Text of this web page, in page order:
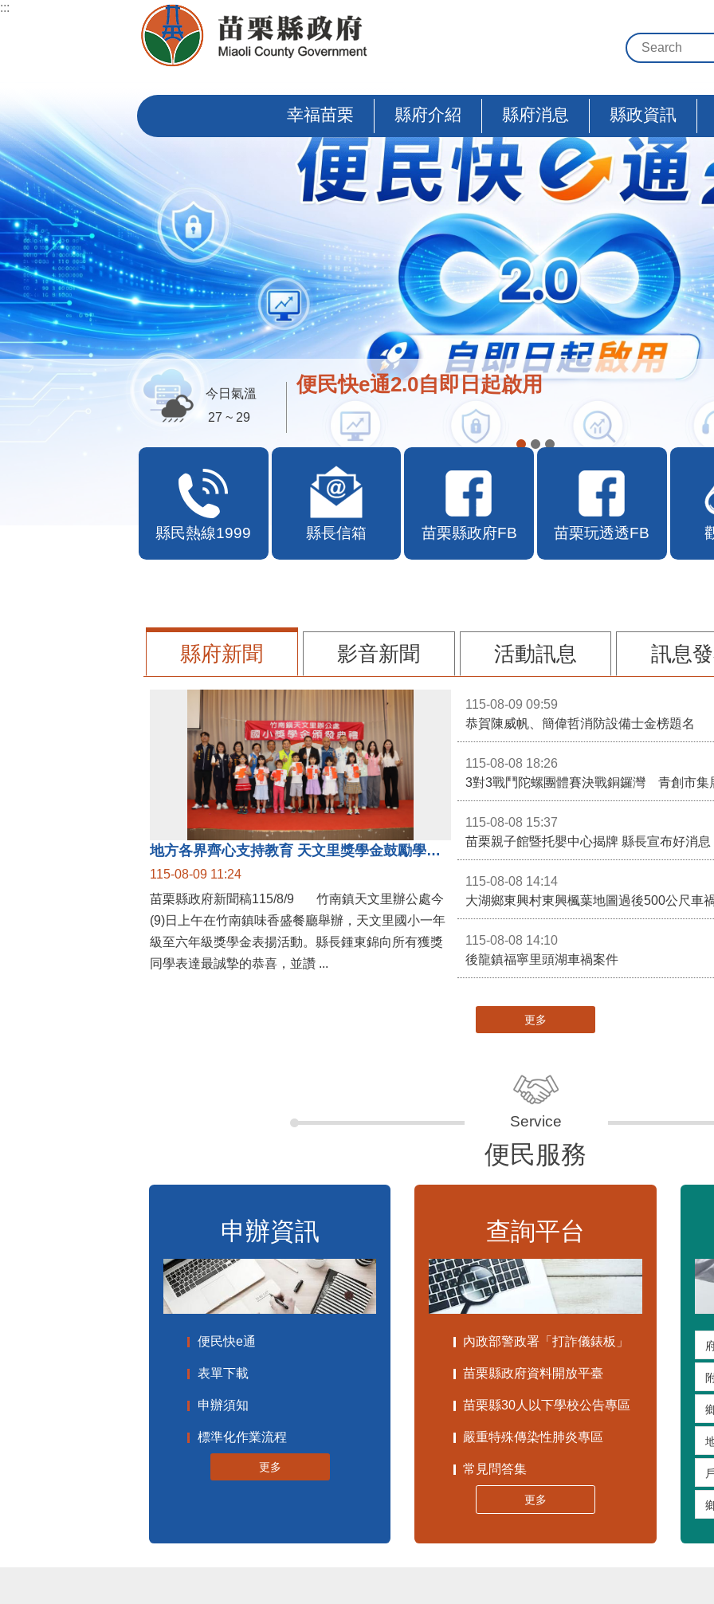
跳到主要內容區塊
:::
幸福苗栗 縣府介紹 縣府消息 縣政資訊
歡迎在地店家加入苗栗幣合作行列
27 ~ 29
縣民熱線1999 縣長信箱 苗栗縣政府FB 苗栗玩透透FB
縣府新聞 影音新聞 活動訊息 訊息
115-08-09 11:24
苗栗縣政府新聞稿115/8/9 竹南鎮天文里辦公處今
(9)日上午在竹南鎮味香盛餐廳舉辦，天文里國小一年
級至六年級獎學金表揚活動。縣長鍾東錦向所有獲獎
同學表達最誠摯的恭喜，並讚 ...
115-08-09 09:59
恭賀陳威帆、簡偉哲消防設備士金榜題名
115-08-08 18:26
3對3戰鬥陀螺團體賽決戰銅鑼灣 青創市集
115-08-08 15:37
苗栗親子館暨托嬰中心揭牌 縣長宣布好消
115-08-08 14:14
大湖鄉東興村東興楓葉地圖過後500公尺車
115-08-08 14:10
後龍鎮福寧里頭湖車禍案件
便民服務
便民快e通
表單下載
申辦須知
標準化作業流程
更多
內政部警政署「打詐儀錶板」
苗栗縣政府資料開放平臺
苗栗縣30人以下學校公告專區
嚴重特殊傳染性肺炎專區
常見問答集
更多